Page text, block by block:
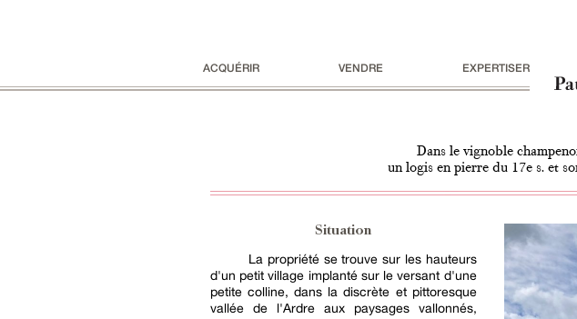
ACQUÉRIR VENDRE EXPERTISER
Dans le vignoble
un logis en pierre du 17e s. et
Situation
La propriété se trouve sur les hauteurs
d'un petit village implanté sur le versant d'une
petite colline, dans la discrète et pittoresque
vallée de l'Ardre aux paysages vallonnés,